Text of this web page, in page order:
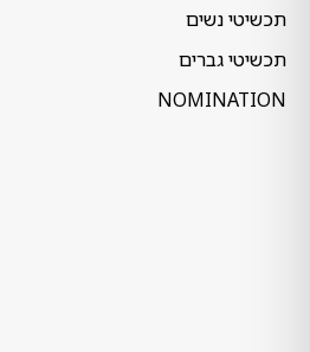
תכשיטי נשים
תכשיטי גברים
NOMINATION